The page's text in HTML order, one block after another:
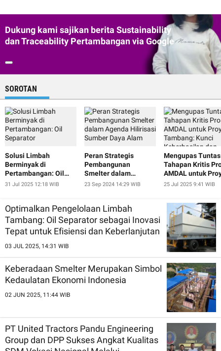
Dukung kami sajikan berita Sustainability
dan Traceability Pertambangan via Google
SOROTAN
Solusi Limbah
Berminyak di
Pertambangan: Oil
Separator
31 Jul 2025 12:18 WIB
Peran Strategis
Pembangunan
Smelter dalam
Agenda Hilirisasi
23 Sep 2024 14:29 WIB
Mengupas Tuntas
Tahapan Kritis
AMDAL untuk
Tambang: Kunci
25 Jul 2025 9:41 WIB
Optimalkan Pengelolaan Limbah
Tambang: Oil Separator sebagai Inovasi
Tepat untuk Efisiensi dan Keberlanjutan
03 JUL 2025, 14:31 WIB
Keberadaan Smelter Merupakan Simbol
Kedaulatan Ekonomi Indonesia
02 JUN 2025, 11:44 WIB
PT United Tractors Pandu Engineering
Group dan DPP Sukses Angkat Kualitas